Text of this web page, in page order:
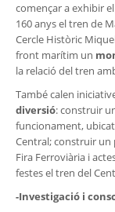
començar a exhibir
160 anys el tren de
Cercle Històric
front marítim un
la relació del tren
També calen
diversió: construir
funcionament,
Central; construir
Fira Ferroviària i
festes el tren del
-Investigació i